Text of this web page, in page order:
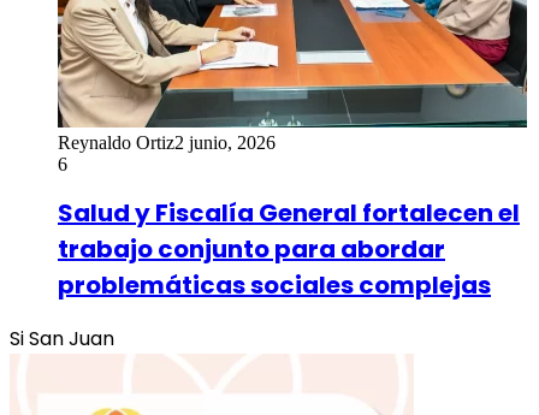
Reynaldo Ortiz2 junio, 2026
6
Salud y Fiscalía General fortalecen el
trabajo conjunto para abordar
problemáticas sociales complejas
Si San Juan